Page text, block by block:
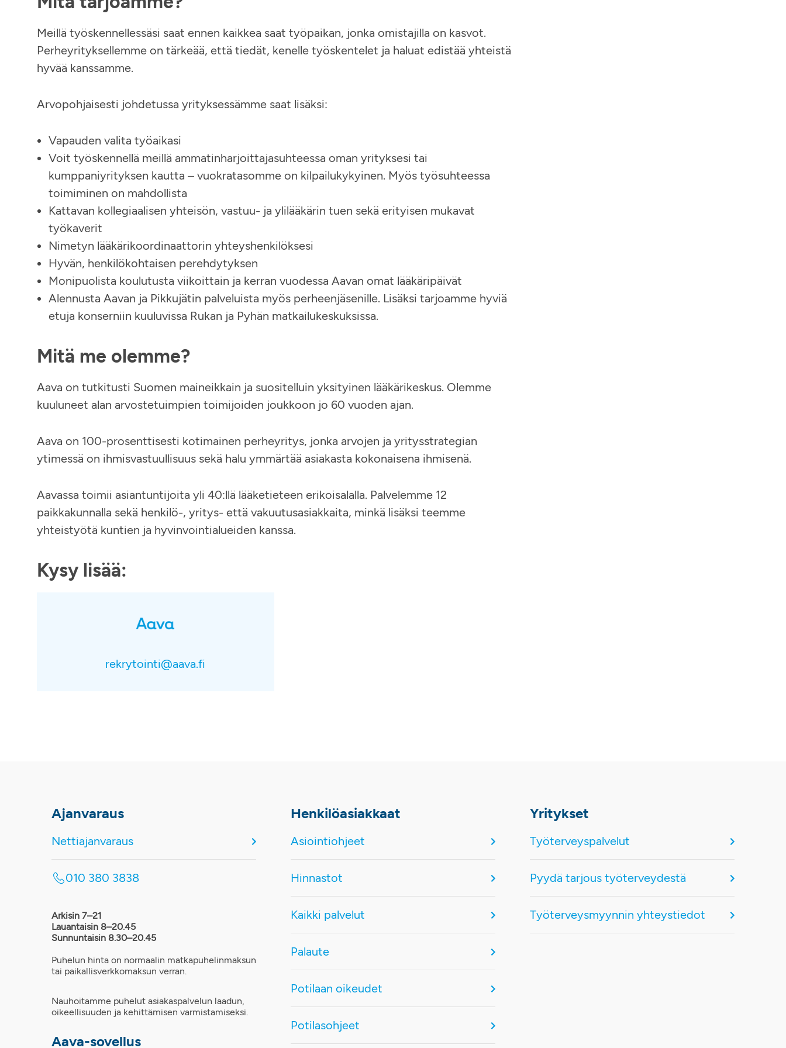
Meillä työskennellessäsi saat ennen kaikkea saat työpaikan, jonka omistajilla on kasvot.
Perheyrityksellemme on tärkeää, että tiedät, kenelle työskentelet ja haluat edistää yhteistä
hyvää kanssamme.
Arvopohjaisesti johdetussa yrityksessämme saat lisäksi:
Vapauden valita työaikasi
Voit työskennellä meillä ammatinharjoittajasuhteessa oman yrityksesi tai
kumppaniyrityksen kautta – vuokratasomme on kilpailukykyinen. Myös työsuhteessa
toimiminen on mahdollista
Kattavan kollegiaalisen yhteisön, vastuu- ja ylilääkärin tuen sekä erityisen mukavat
työkaverit
Nimetyn lääkärikoordinaattorin yhteyshenkilöksesi
Hyvän, henkilökohtaisen perehdytyksen
Monipuolista koulutusta viikoittain ja kerran vuodessa Aavan omat lääkäripäivät
Alennusta Aavan ja Pikkujätin palveluista myös perheenjäsenille. Lisäksi tarjoamme hyviä
etuja konserniin kuuluvissa Rukan ja Pyhän matkailukeskuksissa.
Mitä me olemme?
Aava on tutkitusti Suomen maineikkain ja suositelluin yksityinen lääkärikeskus. Olemme
kuuluneet alan arvostetuimpien toimijoiden joukkoon jo 60 vuoden ajan.
Aava on 100-prosenttisesti kotimainen perheyritys, jonka arvojen ja yritysstrategian
ytimessä on ihmisvastuullisuus sekä halu ymmärtää asiakasta kokonaisena ihmisenä.
Aavassa toimii asiantuntijoita yli 40:llä lääketieteen erikoisalalla. Palvelemme 12
paikkakunnalla sekä henkilö-, yritys- että vakuutusasiakkaita, minkä lisäksi teemme
yhteistyötä kuntien ja hyvinvointialueiden kanssa.
Kysy lisää:
rekrytointi@aava.fi
Ajanvaraus
Nettiajanvaraus
010 380 3838
Arkisin 7–21
Lauantaisin 8–20.45
Sunnuntaisin 8.30–20.45
Puhelun hinta on normaalin matkapuhelinmaksun
tai paikallisverkkomaksun verran.
Nauhoitamme puhelut asiakaspalvelun laadun,
oikeellisuuden ja kehittämisen varmistamiseksi.
Aava-sovellus
Henkilöasiakkaat
Asiointiohjeet
Hinnastot
Kaikki palvelut
Palaute
Potilaan oikeudet
Potilasohjeet
Yritykset
Työterveyspalvelut
Pyydä tarjous työterveydestä
Työterveysmyynnin yhteystiedot